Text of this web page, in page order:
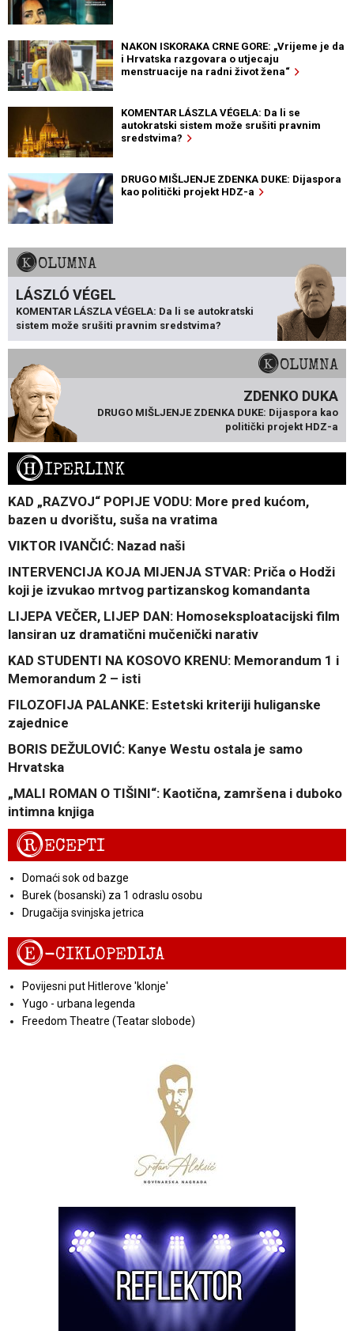
NAKON ISKORAKA CRNE GORE: „Vrijeme je da
i Hrvatska razgovara o utjecaju
menstruacije na radni život žena“
KOMENTAR LÁSZLA VÉGELA: Da li se
autokratski sistem može srušiti pravnim
sredstvima?
DRUGO MIŠLJENJE ZDENKA DUKE: Dijaspora
kao politički projekt HDZ-a
KOLUMNA
LÁSZLÓ VÉGEL
KOMENTAR LÁSZLA VÉGELA: Da li se autokratski
sistem može srušiti pravnim sredstvima?
KOLUMNA
ZDENKO DUKA
DRUGO MIŠLJENJE ZDENKA DUKE: Dijaspora kao
politički projekt HDZ-a
HIPERLINK
KAD „RAZVOJ“ POPIJE VODU: More pred kućom,
bazen u dvorištu, suša na vratima
VIKTOR IVANČIĆ: Nazad naši
INTERVENCIJA KOJA MIJENJA STVAR: Priča o Hodži
koji je izvukao mrtvog partizanskog komandanta
LIJEPA VEČER, LIJEP DAN: Homoseksploatacijski film
lansiran uz dramatični mučenički narativ
KAD STUDENTI NA KOSOVO KRENU: Memorandum 1 i
Memorandum 2 – isti
FILOZOFIJA PALANKE: Estetski kriteriji huliganske
zajednice
BORIS DEŽULOVIĆ: Kanye Westu ostala je samo
Hrvatska
„MALI ROMAN O TIŠINI“: Kaotična, zamršena i duboko
intimna knjiga
RECEPTI
Domaći sok od bazge
Burek (bosanski) za 1 odraslu osobu
Drugačija svinjska jetrica
E-CIKLOPEDIJA
Povijesni put Hitlerove 'klonje'
Yugo - urbana legenda
Freedom Theatre (Teatar slobode)